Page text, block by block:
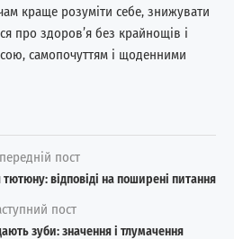
краще розуміти себе, знижувати
про здоров’я без крайнощів і
самопочуттям і щоденними
пост
тютюну: відповіді на поширені питання
пост
зуби: значення і тлумачення